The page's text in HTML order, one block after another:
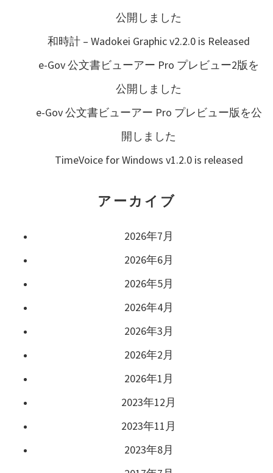
公開しました
和時計 – Wadokei Graphic v2.2.0 is Released
e-Gov 公文書ビューアー Pro プレビュー2版を
公開しました
e-Gov 公文書ビューアー Pro プレビュー版を公
開しました
TimeVoice for Windows v1.2.0 is released
アーカイブ
2026年7月
2026年6月
2026年5月
2026年4月
2026年3月
2026年2月
2026年1月
2023年12月
2023年11月
2023年8月